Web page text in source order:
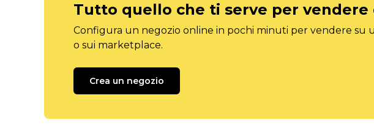
Tutto quello che ti serve per vendere
Configura un negozio online in pochi minuti per vendere su
o sui marketplace.
Crea un negozio